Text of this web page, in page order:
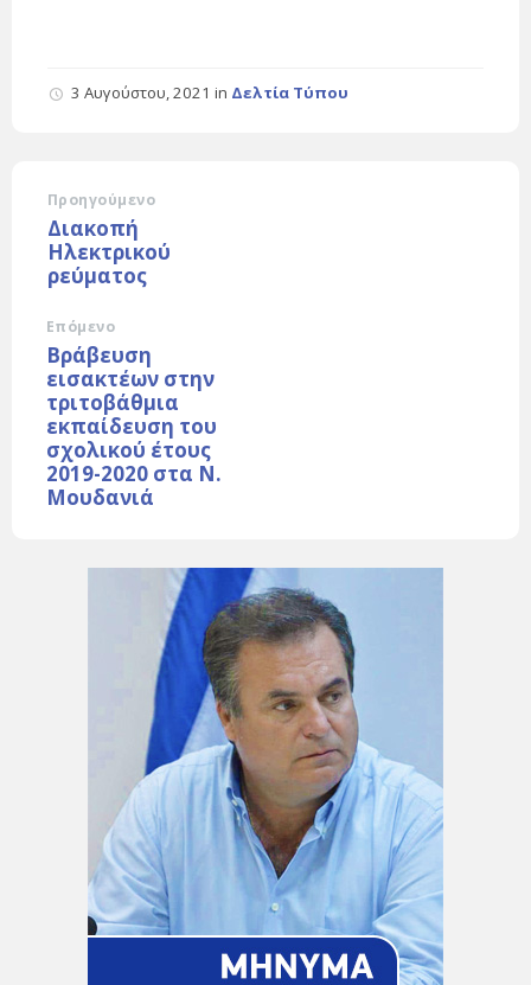
3 Αυγούστου, 2021 in Δελτία Τύπου
Προηγούμενο
Διακοπή
Ηλεκτρικού
ρεύματος
Επόμενο
Βράβευση
εισακτέων στην
τριτοβάθμια
εκπαίδευση του
σχολικού έτους
2019-2020 στα Ν.
Μουδανιά